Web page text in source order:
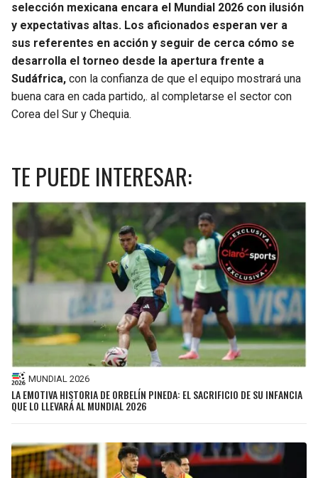
selección mexicana encara el Mundial 2026 con ilusión
y expectativas altas. Los aficionados esperan ver a
sus referentes en acción y seguir de cerca cómo se
desarrolla el torneo desde la apertura frente a
Sudáfrica, con la confianza de que el equipo mostrará una
buena cara en cada partido,. al completarse el sector con
Corea del Sur y Chequia.
TE PUEDE INTERESAR:
MUNDIAL 2026
LA EMOTIVA HISTORIA DE ORBELÍN PINEDA: EL SACRIFICIO DE SU INFANCIA
QUE LO LLEVARÁ AL MUNDIAL 2026